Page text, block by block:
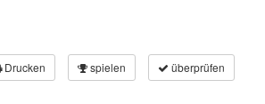
Drucken spielen überprüfen